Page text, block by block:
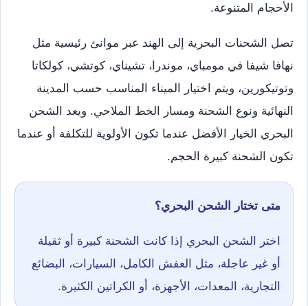
الأحجام المتنوعة.
تصل الشحنات البحرية إلى الهند عبر موانئ رئيسية مثل
نهافا شيفا في مومباي، موندرا، تشيناي، كوتشي، كولكاتا
وتوتيكورين، ويتم اختيار الميناء المناسب حسب المدينة
النهائية ونوع الشحنة ومسار الخط الملاحي. ويعد الشحن
البحري الخيار الأفضل عندما تكون الأولوية للتكلفة أو عندما
تكون الشحنة كبيرة الحجم.
متى تختار الشحن البحري؟
اختر الشحن البحري إذا كانت الشحنة كبيرة أو ثقيلة
أو غير عاجلة، مثل العفش الكامل، السيارات، البضائع
التجارية، المعدات، الأجهزة، أو الكراتين الكثيرة.